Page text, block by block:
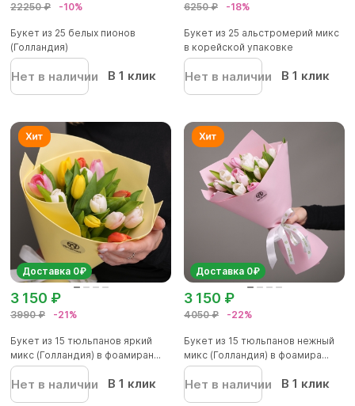
22250 ₽ -10%
Букет из 25 белых пионов
(Голландия)
Нет в наличии В 1 клик
6250 ₽ -18%
Букет из 25 альстромерий микс
в корейской упаковке
Нет в наличии В 1 клик
Доставка 0₽
3990 ₽ -21%
3 150 ₽
Букет из 15 тюльпанов яркий
микс (Голландия) в фоамиран...
Нет в наличии В 1 клик
Доставка 0₽
4050 ₽ -22%
3 150 ₽
Букет из 15 тюльпанов нежный
микс (Голландия) в фоамира...
Нет в наличии В 1 клик